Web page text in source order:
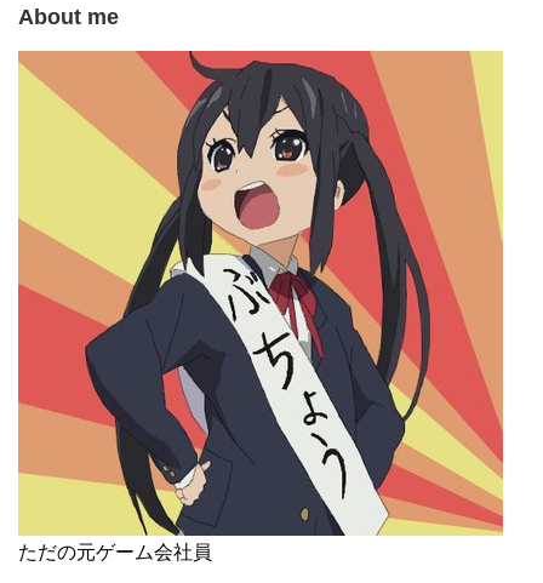
About me
ただの元ゲーム会社員